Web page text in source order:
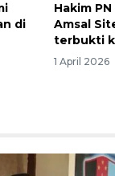
di
Hakim
Amsal
terbukti
1 April 2026